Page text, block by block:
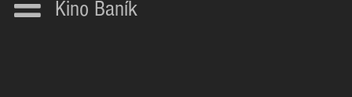
Kino Baník